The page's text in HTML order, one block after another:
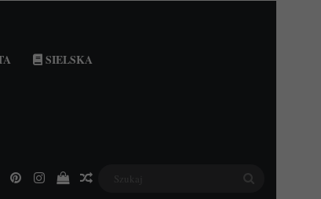
SIELSKA
PinterestInstagramPodejrzyj swój koszyk
Losowy wpis